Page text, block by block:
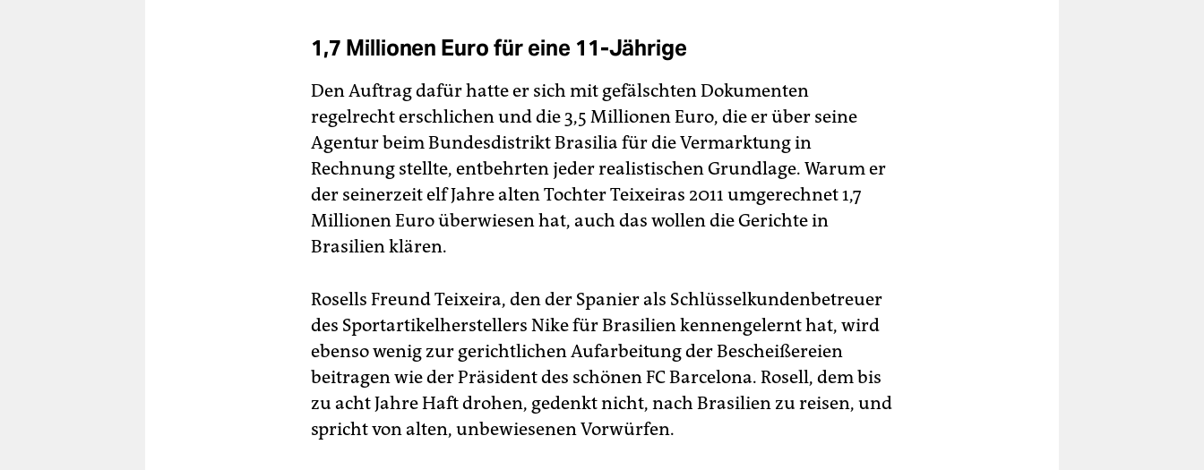
1,7 Millionen Euro für eine 11-Jährige
Den Auftrag dafür hatte er sich mit gefälschten Dokumenten
regelrecht erschlichen und die 3,5 Millionen Euro, die er über seine
Agentur beim Bundesdistrikt Brasilia für die Vermarktung in
Rechnung stellte, entbehrten jeder realistischen Grundlage. Warum er
der seinerzeit elf Jahre alten Tochter Teixeiras 2011 umgerechnet 1,7
Millionen Euro überwiesen hat, auch das wollen die Gerichte in
Brasilien klären.
Rosells Freund Teixeira, den der Spanier als Schlüsselkundenbetreuer
des Sportartikelherstellers Nike für Brasilien kennengelernt hat, wird
ebenso wenig zur gerichtlichen Aufarbeitung der Bescheißereien
beitragen wie der Präsident des schönen FC Barcelona. Rosell, dem bis
zu acht Jahre Haft drohen, gedenkt nicht, nach Brasilien zu reisen, und
spricht von alten, unbewiesenen Vorwürfen.